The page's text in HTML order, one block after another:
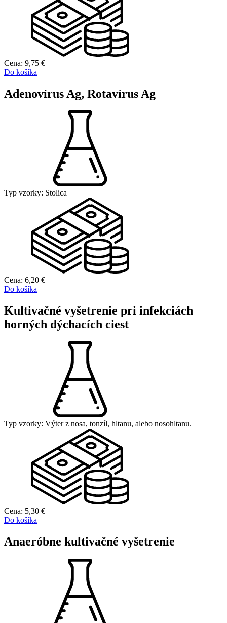
Cena: 9,75 €
Do košíka
Adenovírus Ag, Rotavírus Ag
Typ vzorky: Stolica
Cena: 6,20 €
Do košíka
Kultivačné vyšetrenie pri infekciách
horných dýchacích ciest
Typ vzorky: Výter z nosa, tonzíl, hltanu, alebo nosohltanu.
Cena: 5,30 €
Do košíka
Anaeróbne kultivačné vyšetrenie